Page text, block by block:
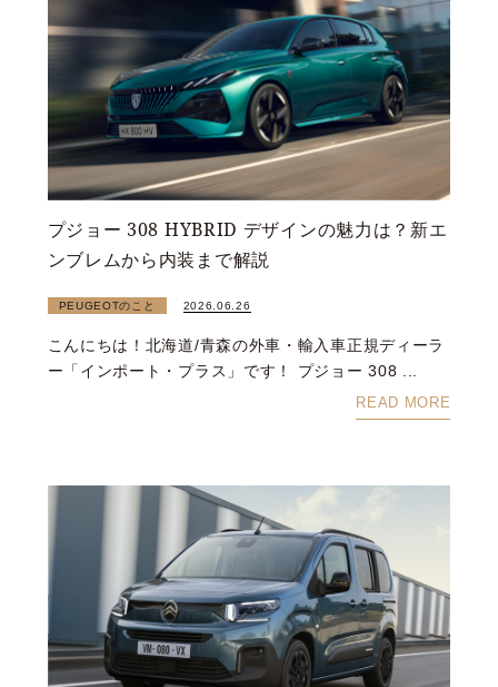
プジョー 308 HYBRID デザインの魅力は？新エ
ンブレムから内装まで解説
PEUGEOTのこと 2026.06.26
こんにちは！北海道/青森の外車・輸入車正規ディーラ
ー「インポート・プラス」です！ プジョー 308 ...
READ MORE